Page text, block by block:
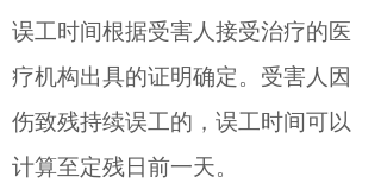
误工时间根据受害人接受治疗的医
疗机构出具的证明确定。受害人因
伤致残持续误工的，误工时间可以
计算至定残日前一天。